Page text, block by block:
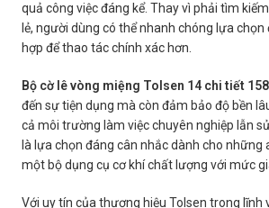
quả công việc đáng kể. Thay vì phải tìm
lẻ, người dùng có thể nhanh chóng lựa
hợp để thao tác chính xác hơn.
Bộ cờ lê vòng miệng Tolsen 14 chi tiết
đến sự tiện dụng mà còn đảm bảo độ bền
cả môi trường làm việc chuyên nghiệp lẫn
là lựa chọn đáng cân nhắc dành cho những
một bộ dụng cụ cơ khí chất lượng với mức
Với uy tín của thương hiệu Tolsen trong lĩnh